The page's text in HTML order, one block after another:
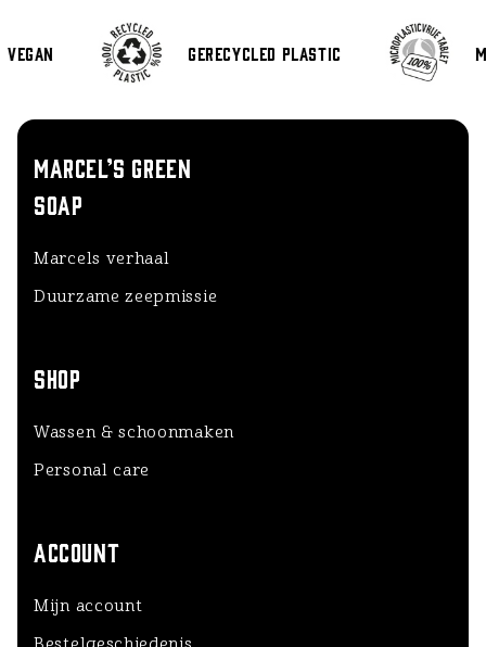
Vegan Gerecycled plastic
MARCEL’S GREEN
SOAP
Marcels verhaal
Duurzame zeepmissie
SHOP
Wassen & schoonmaken
Personal care
ACCOUNT
Mijn account